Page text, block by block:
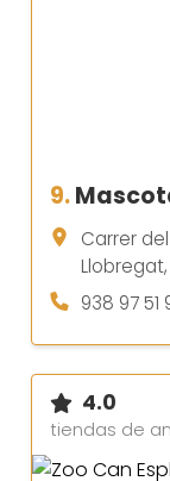
9.
Carrer
938 97 51
4.0
tiendas de